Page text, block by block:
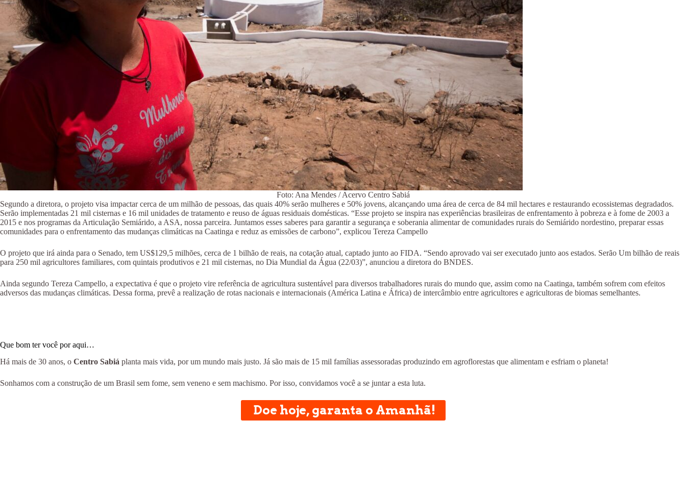
Foto: Ana Mendes / Acervo Centro Sabiá
Segundo a diretora, o projeto visa impactar cerca de um milhão de pessoas, das quais 40% serão mulheres e 50% jovens, alcançando uma área de cerca de 84 mil hectares e restaurando ecossistemas degradados.
Serão implementadas 21 mil cisternas e 16 mil unidades de tratamento e reuso de águas residuais domésticas. “Esse projeto se inspira nas experiências brasileiras de enfrentamento à pobreza e à fome de 2003 a
2015 e nos programas da Articulação Semiárido, a ASA, nossa parceira. Juntamos esses saberes para garantir a segurança e soberania alimentar de comunidades rurais do Semiárido nordestino, preparar essas
comunidades para o enfrentamento das mudanças climáticas na Caatinga e reduz as emissões de carbono”, explicou Tereza Campello
O projeto que irá ainda para o Senado, tem US$129,5 milhões, cerca de 1 bilhão de reais, na cotação atual, captado junto ao FIDA. “Sendo aprovado vai ser executado junto aos estados. Serão Um bilhão de reais
para 250 mil agricultores familiares, com quintais produtivos e 21 mil cisternas, no Dia Mundial da Água (22/03)”, anunciou a diretora do BNDES.
Ainda segundo Tereza Campello, a expectativa é que o projeto vire referência de agricultura sustentável para diversos trabalhadores rurais do mundo que, assim como na Caatinga, também sofrem com efeitos
adversos das mudanças climáticas. Dessa forma, prevê a realização de rotas nacionais e internacionais (América Latina e África) de intercâmbio entre agricultores e agricultoras de biomas semelhantes.
Que bom ter você por aqui…
Há mais de 30 anos, o Centro Sabiá planta mais vida, por um mundo mais justo. Já são mais de 15 mil famílias assessoradas produzindo em agroflorestas que alimentam e esfriam o planeta!
Sonhamos com a construção de um Brasil sem fome, sem veneno e sem machismo. Por isso, convidamos você a se juntar a esta luta.
Doe hoje, garanta o Amanhã!